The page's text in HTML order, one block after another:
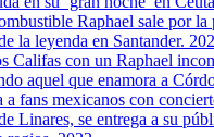
Raphael sale por la
la leyenda en Santander.
Califas con un Raphael
aquel que enamora a
a fans mexicanos con
Linares, se entrega a su